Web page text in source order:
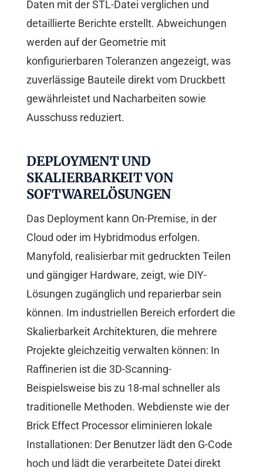
Daten mit der STL-Datei verglichen und
detaillierte Berichte erstellt. Abweichungen
werden auf der Geometrie mit
konfigurierbaren Toleranzen angezeigt, was
zuverlässige Bauteile direkt vom Druckbett
gewährleistet und Nacharbeiten sowie
Ausschuss reduziert.
DEPLOYMENT UND
SKALIERBARKEIT VON
SOFTWARELÖSUNGEN
Das Deployment kann On-Premise, in der
Cloud oder im Hybridmodus erfolgen.
Manyfold, realisierbar mit gedruckten Teilen
und gängiger Hardware, zeigt, wie DIY-
Lösungen zugänglich und reparierbar sein
können. Im industriellen Bereich erfordert die
Skalierbarkeit Architekturen, die mehrere
Projekte gleichzeitig verwalten können: In
Raffinerien ist die 3D-Scanning-
Beispielsweise bis zu 18-mal schneller als
traditionelle Methoden. Webdienste wie der
Brick Effect Processor eliminieren lokale
Installationen: Der Benutzer lädt den G-Code
hoch und lädt die verarbeitete Datei direkt